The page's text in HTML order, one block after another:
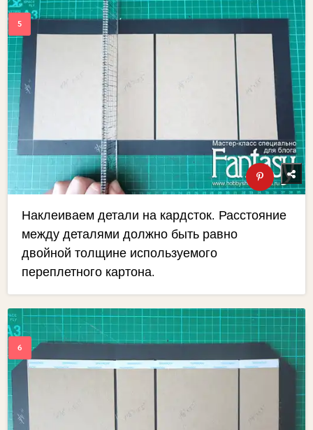
Наклеиваем детали на кардсток. Расстояние
между деталями должно быть равно
двойной толщине используемого
переплетного картона.